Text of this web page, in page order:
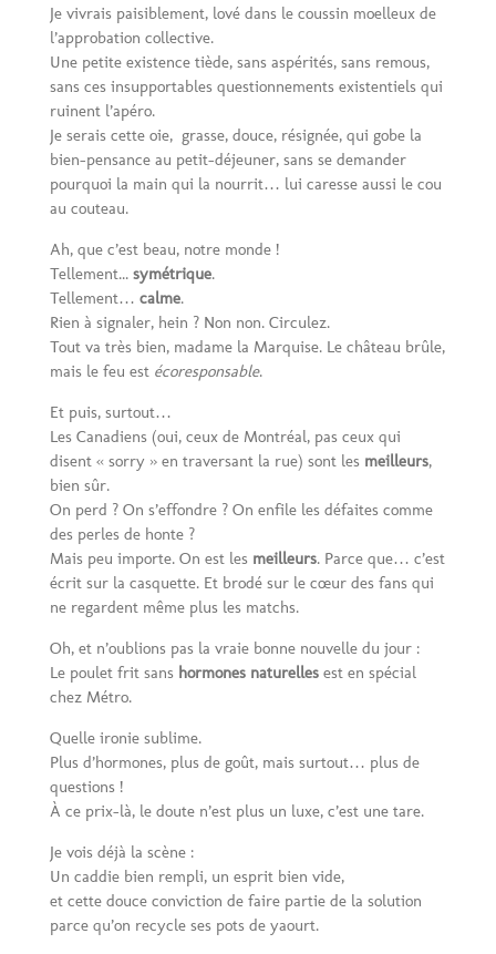
Je vivrais paisiblement, lové dans le coussin moelleux de
l’approbation collective.
Une petite existence tiède, sans aspérités, sans remous,
sans ces insupportables questionnements existentiels qui
ruinent l’apéro.
Je serais cette oie, grasse, douce, résignée, qui gobe la
bien-pensance au petit-déjeuner, sans se demander
pourquoi la main qui la nourrit… lui caresse aussi le cou
au couteau.
Ah, que c’est beau, notre monde !
Tellement... symétrique.
Tellement… calme.
Rien à signaler, hein ? Non non. Circulez.
Tout va très bien, madame la Marquise. Le château brûle,
mais le feu est écoresponsable.
Et puis, surtout…
Les Canadiens (oui, ceux de Montréal, pas ceux qui
disent « sorry » en traversant la rue) sont les meilleurs,
bien sûr.
On perd ? On s’effondre ? On enfile les défaites comme
des perles de honte ?
Mais peu importe. On est les meilleurs. Parce que… c’est
écrit sur la casquette. Et brodé sur le cœur des fans qui
ne regardent même plus les matchs.
Oh, et n’oublions pas la vraie bonne nouvelle du jour :
Le poulet frit sans hormones naturellesest en spécial
chez Métro.
Quelle ironie sublime.
Plus d’hormones, plus de goût, mais surtout… plus de
questions !
À ce prix-là, le doute n’est plus un luxe, c’est une tare.
Je vois déjà la scène :
Un caddie bien rempli, un esprit bien vide,
et cette douce conviction de faire partie de la solution
parce qu’on recycle ses pots de yaourt.